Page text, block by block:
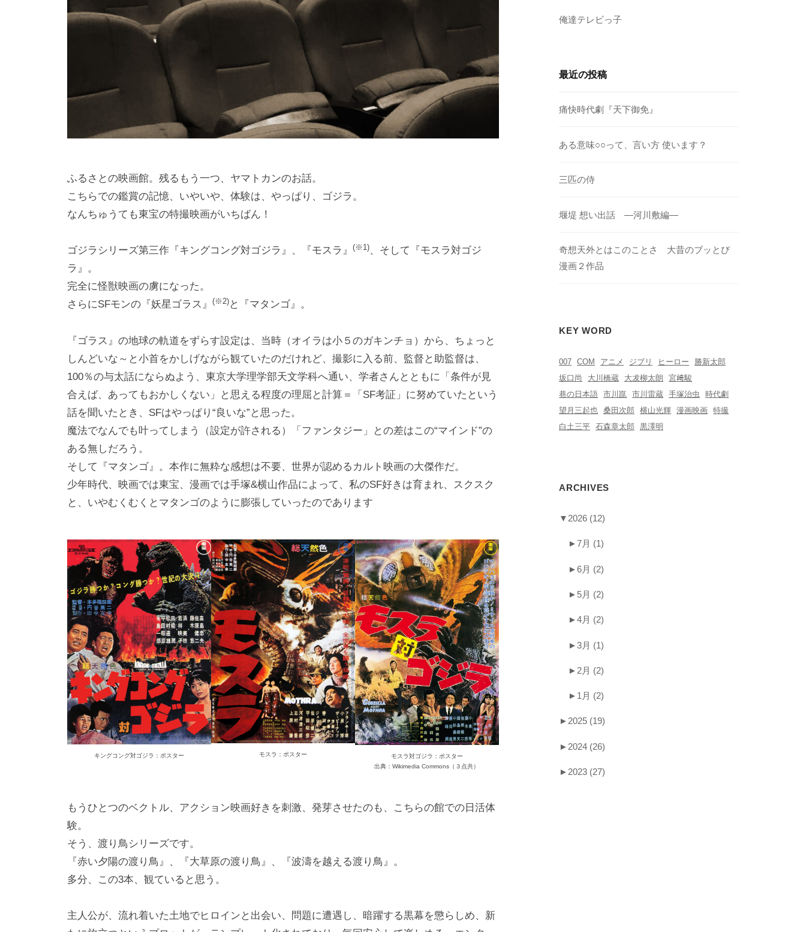
6
s
a
ふるさとの映画館。残るもう一つ、ヤマトカンのお話。
こちらでの鑑賞の記憶、いやいや、体験は、やっぱり、ゴジラ。
なんちゅうても東宝の特撮映画がいちばん！
ゴジラシリーズ第三作『キングコング対ゴジラ』、『モスラ』 (※1)、そして『モスラ対ゴジ
ラ』。
完全に怪獣映画の虜になった。
さらにSFモンの『妖星ゴラス』
(※2) と『マタンゴ』。
『ゴラス』の地球の軌道をずらす設定は、当時（オイラは小５のガキンチョ）から、ちょっと
しんどいな～と小首をかしげながら観ていたのだけれど、撮影に入る前、監督と助監督は、
100％の与太話にならぬよう、東京大学理学部天文学科へ通い、学者さんとともに「条件が見
合えば、あってもおかしくない」と思える程度の理屈と計算＝「SF考証」に努めていたという
話を聞いたとき、SFはやっぱり“良いな”と思った。
魔法でなんでも叶ってしまう（設定が許される）「ファンタジー」との差はこの“マインド”の
ある無しだろう。
そして『マタンゴ』。本作に無粋な感想は不要、世界が認めるカルト映画の大傑作だ。
少年時代、映画では東宝、漫画では手塚&横山作品によって、私のSF好きは育まれ、スクスク
と、いやむくむくとマタンゴのように膨張していったのであります
キングコング対ゴジラ：ポスター モスラ：ポスター
モスラ対ゴジラ：ポスター
出典：Wikimedia Commons（３点共）
もうひとつのベクトル、アクション映画好きを刺激、発芽させたのも、こちらの館での日活体
験。
そう、渡り鳥シリーズです。
『赤い夕陽の渡り鳥』、『大草原の渡り鳥』、『波濤を越える渡り鳥』。
多分、この3本、観ていると思う。
主人公が、流れ着いた土地でヒロインと出会い、問題に遭遇し、暗躍する黒幕を懲らしめ、新
俺達テレビっ子
最近の投稿
痛快時代劇『天下御免』
ある意味○○って、言い方 使います？
三匹の侍
堰堤 想い出話 ―河川敷編―
奇想天外とはこのことさ 大昔のブッとび
漫画２作品
KEY WORD
007 COM アニメ ジブリ ヒーロー
勝新太郎
坂口尚
大川橋蔵 大犮柳太朗
宮﨑駿
巷の日本語
市川崑 市川雷蔵 手塚治虫
時代劇
望月三起也
桑田次郎 横山光輝 漫画映画
特撮
白土三平
石森章太郎 黒澤明
ARCHIVES
▼ 2026 (12)
►7月 (1)
►6月 (2)
► 5月 (2)
►4月 (2)
►3月 (1)
► 2月 (2)
► 1月 (2)
►2025 (19)
► 2024 (26)
► 2023 (27)